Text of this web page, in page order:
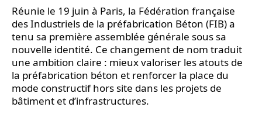
Réunie le 19 juin à Paris, la Fédération française
des Industriels de la préfabrication Béton (FIB) a
tenu sa première assemblée générale sous sa
nouvelle identité. Ce changement de nom traduit
une ambition claire : mieux valoriser les atouts de
la préfabrication béton et renforcer la place du
mode constructif hors site dans les projets de
bâtiment et d’infrastructures.